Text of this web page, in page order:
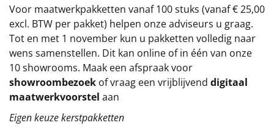
Per stuk
Alle overige
Voor maatwerkpakketten vanaf 100 stuks (vanaf € 25,00
excl. BTW per pakket) helpen onze adviseurs u graag.
Tot en met 1 november kun u pakketten volledig naar
wens samenstellen. Dit kan online of in één van onze
10 showrooms. Maak een afspraak voor
showroombezoek of vraag een vrijblijvend digitaal
maatwerkvoorstel aan
Eigen keuze kerstpakketten